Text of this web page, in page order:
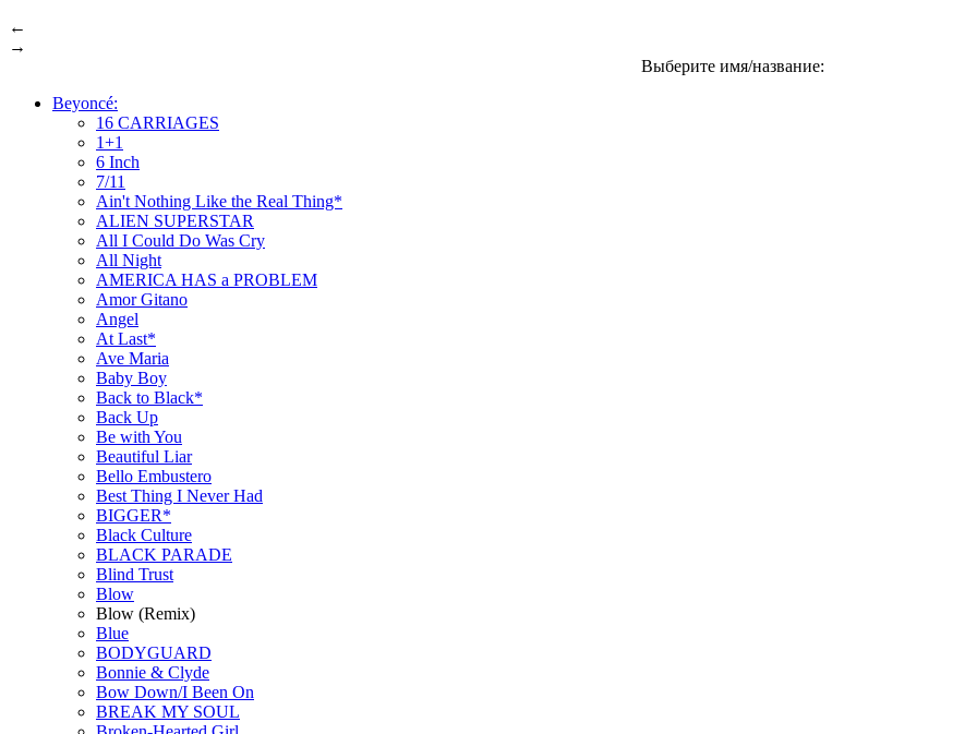
←
→
Выберите имя/название:
Beyoncé:
16 CARRIAGES
1+1
6 Inch
7/11
Ain't Nothing Like the Real Thing*
ALIEN SUPERSTAR
All I Could Do Was Cry
All Night
AMERICA HAS a PROBLEM
Amor Gitano
Angel
At Last*
Ave Maria
Baby Boy
Back to Black*
Back Up
Be with You
Beautiful Liar
Bello Embustero
Best Thing I Never Had
BIGGER*
Black Culture
BLACK PARADE
Blind Trust
Blow
Blow (Remix)
Blue
BODYGUARD
Bonnie & Clyde
Bow Down/I Been On
BREAK MY SOUL